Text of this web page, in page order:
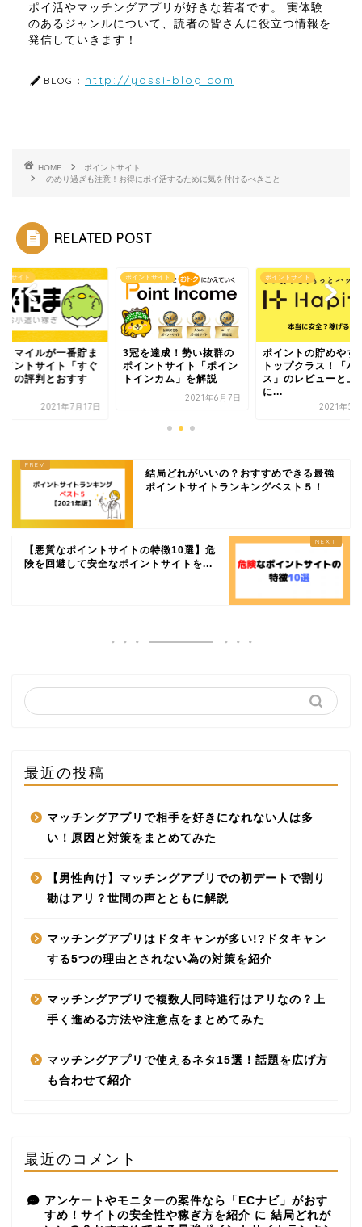
ポイ活やマッチングアプリが好きな若者です。 実体験
のあるジャンルについて、読者の皆さんに役立つ情報を
発信していきます！
BLOG： http://yossi-blog.com
HOME
ポイントサイト
のめり過ぎも注意！お得にポイ活するために気を付けるべきこと
RELATED POST
トサイト
トマイルが一番貯ま
イントサイト「すぐ
」の評判とおすす
2021年7月17日
ポイントサイト
3冠を達成！勢い抜群の
ポイントサイト「ポイン
トインカム」を解説
2021年6月7日
ポイントサイト
ポイントの貯めやす
トップクラス！「ハ
ス」のレビューと上
に...
2021年5
結局どれがいいの？おすすめできる最強
ポイントサイトランキングベスト５！
【悪質なポイントサイトの特徴10選】危
険を回避して安全なポイントサイトを...
最近の投稿
マッチングアプリで相手を好きになれない人は多
い！原因と対策をまとめてみた
【男性向け】マッチングアプリでの初デートで割り
勘はアリ？世間の声とともに解説
マッチングアプリはドタキャンが多い!?ドタキャン
する5つの理由とされない為の対策を紹介
マッチングアプリで複数人同時進行はアリなの？上
手く進める方法や注意点をまとめてみた
マッチングアプリで使えるネタ15選！話題を広げ方
も合わせて紹介
最近のコメント
アンケートやモニターの案件なら「ECナビ」がおす
すめ！サイトの安全性や稼ぎ方を紹介 に 結局どれが